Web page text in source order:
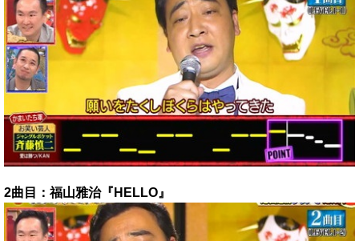
2曲目：福山雅治『HELLO』